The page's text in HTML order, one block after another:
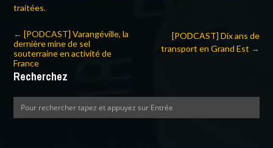
traitées.
←[PODCAST] Varangéville, la
dernière mine de sel
souterraine en activité de
France
[PODCAST] Dix ans de
transport en Grand Est →
Recherchez